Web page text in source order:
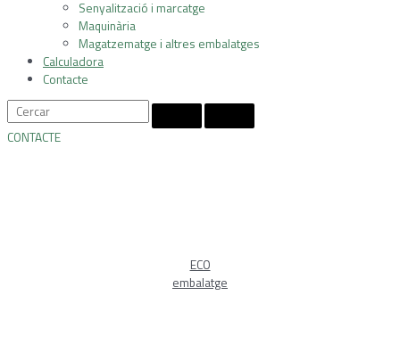
Senyalització i marcatge
Maquinària
Magatzematge i altres embalatges
Calculadora
Contacte
CONTACTE
ECO
embalatge